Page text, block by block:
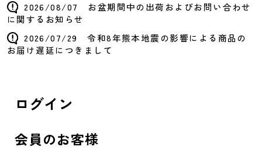
2026/08/07 お盆期間中の出荷およびお問い合わせ
に関するお知らせ
2026/07/29 令和8年熊本地震の影響による商品の
お届け遅延につきまして
ログイン
会員のお客様